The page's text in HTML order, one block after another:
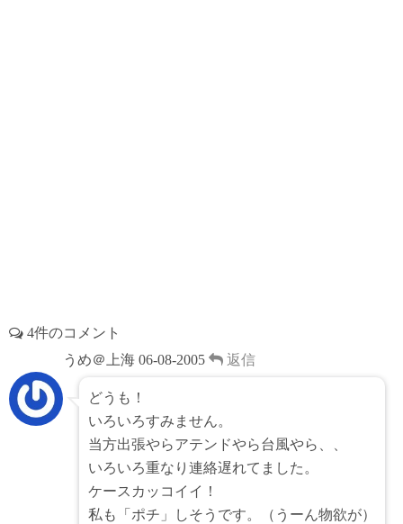
4件のコメント
うめ＠上海 06-08-2005 返信
どうも！
いろいろすみません。
当方出張やらアテンドやら台風やら、、
いろいろ重なり連絡遅れてました。
ケースカッコイイ！
私も「ポチ」しそうです。（うーん物欲が）